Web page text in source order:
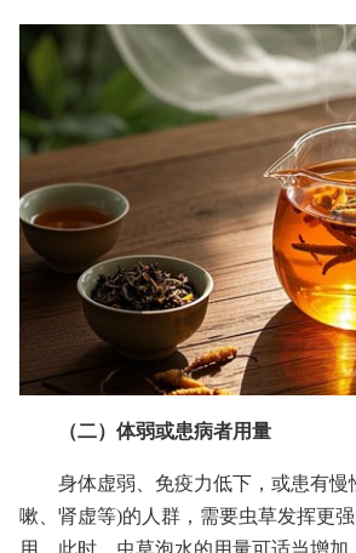
（二）体弱或患病者用量
身体虚弱、免疫力低下，或患有慢
嗽、肾虚等)的人群，需要虫草发挥更
用。此时，虫草泡水的用量可适当增加